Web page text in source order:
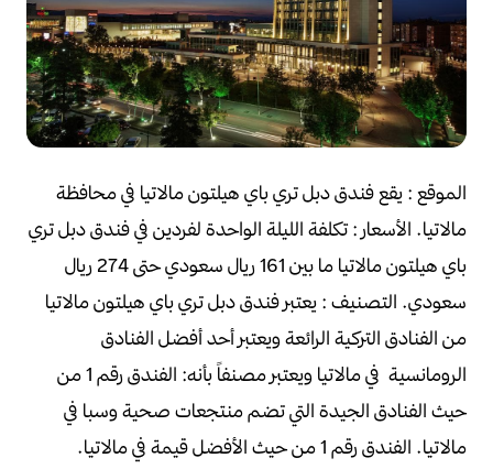
الموقع : يقع فندق دبل تري باي هيلتون مالاتيا في محافظة
مالاتيا. الأسعار : تكلفة الليلة الواحدة لفردين في فندق دبل تري
باي هيلتون مالاتيا
ما بين 161 ريال سعودي حتى 274 ريال
سعودي. التصنيف : يعتبر فندق دبل تري باي هيلتون مالاتيا
من الفنادق التركية الرائعةويعتبر أحد أفضل الفنادق
الرومانسية في مالاتيا ويعتبر مصنفاً بأنه:
الفندق رقم 1 من
حيث الفنادق الجيدة التي تضم منتجعات صحية وسبا في
مالاتيا. الفندق رقم 1 من حيث الأفضل قيمة في مالاتيا.